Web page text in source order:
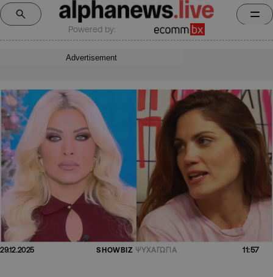
Powered by:
Advertisement
29.12.2025 SHOWBIZ ΨΥΧΑΓΩΓΙΑ 11:57